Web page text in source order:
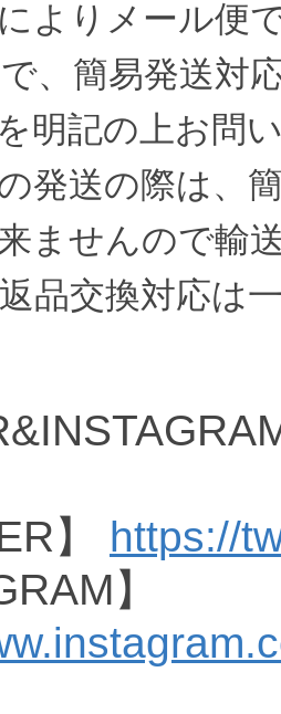
よりメール便
、簡易発送対
明記の上お問
発送の際は、
ませんので輸
品交換対応は
】 https://
】